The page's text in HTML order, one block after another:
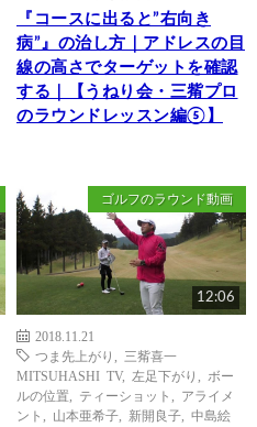
『コースに出ると”右向き
病”』の治し方｜アドレスの目
線の高さでターゲットを確認
する｜【うねり会・三觜プロ
のラウンドレッスン編⑤】
ゴルフのラウンド動画
12:06
2018.11.21
つま先上がり
三觜喜一
MITSUHASHI TV, 左足下がり
ボー
ルの位置
ティーショット
アライメ
ント
山本亜希子 新開良子
中島絵